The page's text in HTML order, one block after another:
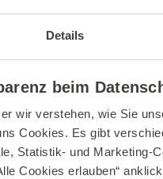
Details
beim
wir verstehen, wie Sie
Cookies. Es gibt
Statistik- und Marketing-
Cookies erlauben“
laktosefrei bei
von